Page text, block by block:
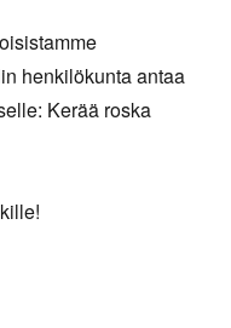
henkilökunta antaa
Kerää roska